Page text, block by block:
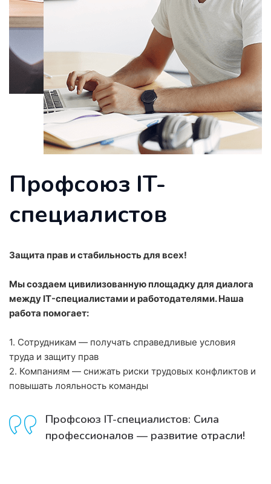
Профсоюз IT-
специалистов
Защита прав и стабильность для всех!
Мы создаем цивилизованную площадку для диалога
между IT-специалистами и работодателями. Наша
работа помогает:
1. Сотрудникам — получать справедливые условия
труда и защиту прав
2. Компаниям — снижать риски трудовых конфликтов и
повышать лояльность команды
Профсоюз IT-специалистов: Сила
профессионалов — развитие отрасли!